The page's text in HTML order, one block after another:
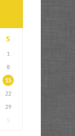
S
1
8
15
22
29
5